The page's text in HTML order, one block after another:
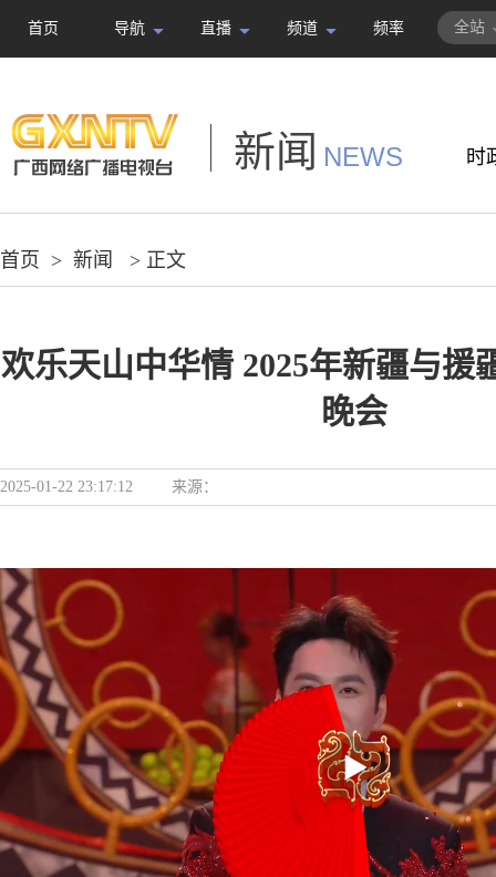
首页 导航 直播 频道 频率 全站
新闻 NEWS 时
首页 > 新闻 > 正文
欢乐天山中华情 2025年新疆与援
晚会
2025-01-22 23:17:12 来源：